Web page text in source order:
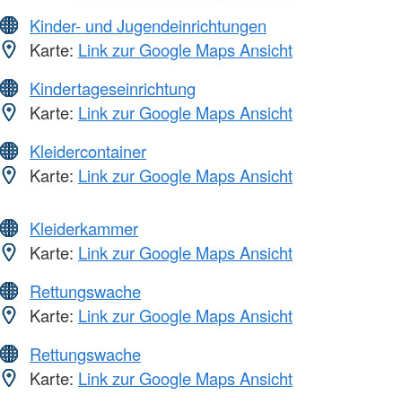
Kinder- und Jugendeinrichtungen
Karte: Link zur Google Maps Ansicht
Kindertageseinrichtung
Karte: Link zur Google Maps Ansicht
Kleidercontainer
Karte: Link zur Google Maps Ansicht
Kleiderkammer
Karte: Link zur Google Maps Ansicht
Rettungswache
Karte: Link zur Google Maps Ansicht
Rettungswache
Karte: Link zur Google Maps Ansicht